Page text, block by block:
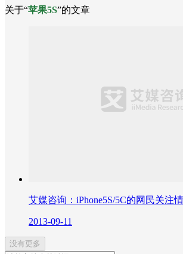
关于“苹果5S”的文章
艾媒咨询：iPhone5S/5C的网民关注
2013-09-11
没有更多